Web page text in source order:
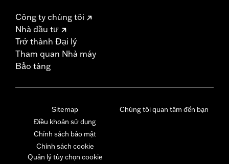
Công ty chúng tôi
Nhà đầu tư
Trở thành Đại lý
Tham quan Nhà máy
Bảo tàng
Sitemap
Điều khoản sử dụng
Chính sách bảo mật
Chính sách cookie
Quản lý tùy chọn cookie
Chúng tôi quan tâm đến bạn